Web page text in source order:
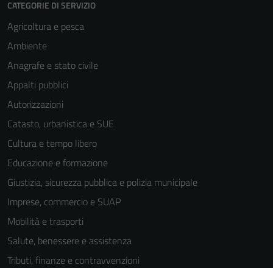
CATEGORIE DI SERVIZIO
Agricoltura e pesca
Ambiente
Anagrafe e stato civile
Appalti pubblici
Autorizzazioni
Catasto, urbanistica e SUE
Cultura e tempo libero
Educazione e formazione
Giustizia, sicurezza pubblica e polizia municipale
Imprese, commercio e SUAP
Mobilità e trasporti
Salute, benessere e assistenza
Tributi, finanze e contravvenzioni